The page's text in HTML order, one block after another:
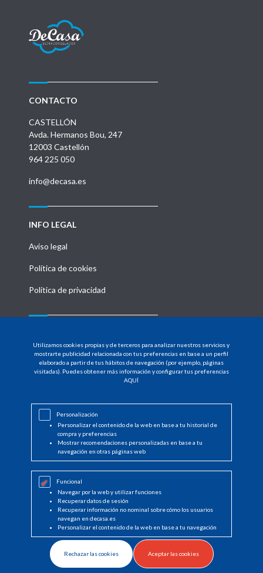
Utilizamos cookies propias y de terceros para analizar nuestros servicios y
mostrarte publicidad relacionada con tus preferencias en base a un perfil
elaborado a partir de tus hábitos de navegación (por ejemplo, páginas
visitadas). Puedes obtener más información y configurar tus preferencias
AQUÍ
Personalización
Personalizar el contenido de la web en base a tu historial de
compra y preferencias
Mostrar recomendaciones personalizadas en base a tu
navegación en otras páginas web
Funcional
Navegar por la web y utilizar funciones
Recuperar datos de sesión
Recuperar información no nominal sobre cómo los usuarios
navegan en decasa.es
Personalizar el contenido de la web en base a tu navegación
Rechazar las cookies Aceptar las cookies
CONTACTO
CASTELLÓN
Avda. Hermanos Bou, 247
12003 Castellón
964 225 050
info@decasa.es
INFO LEGAL
Aviso legal
Política de cookies
Política de privacidad
HOME
PRODUCTOS
NOTICIAS
CONTACTO
INICIAR SESIÓN
© Copyright 2022 DeCasa
by Boreal Open Systems - Desarrollo Proyectos
Tecnológicos